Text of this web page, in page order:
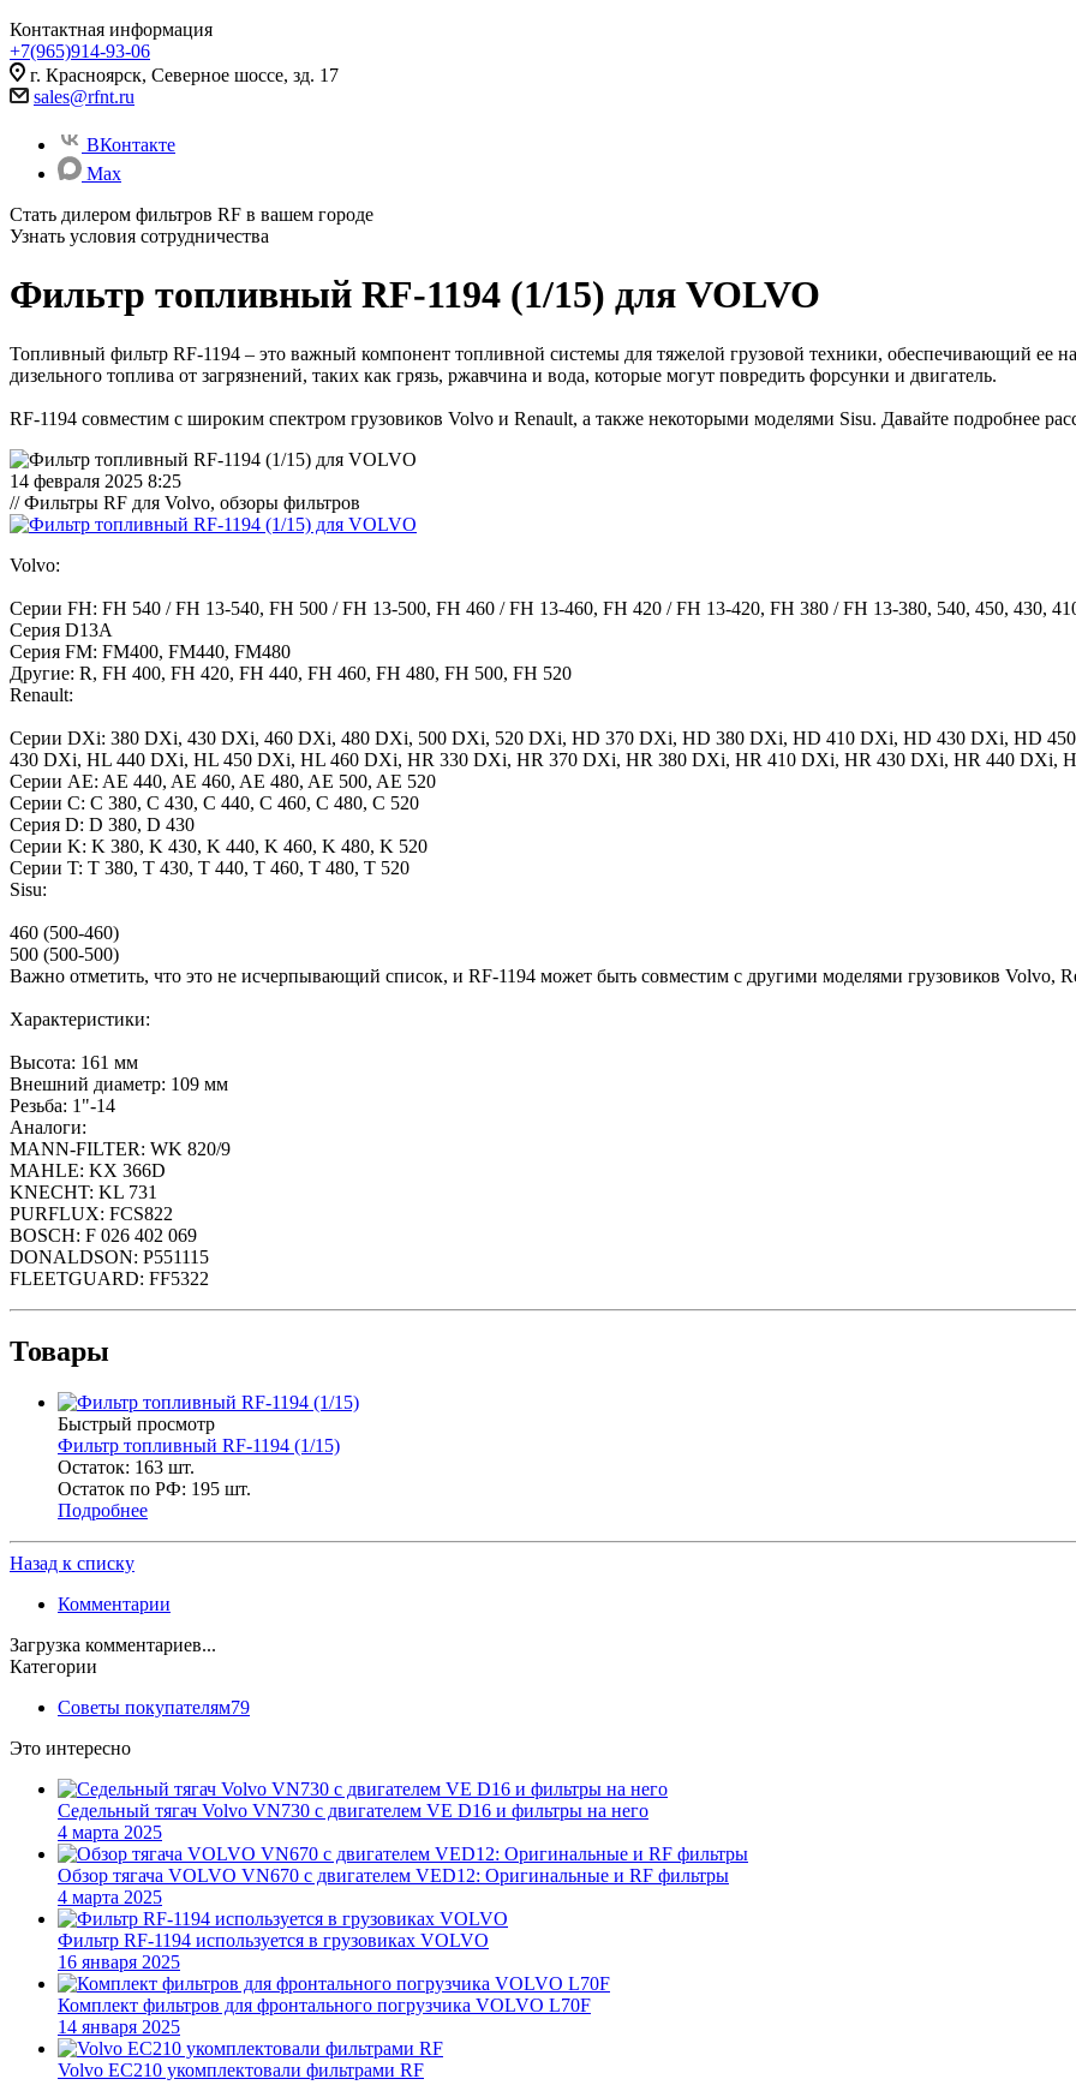
Контактная информация
+7(965)914-93-06
г. Красноярск, Северное шоссе, зд. 17
sales@rfnt.ru
ВКонтакте
Max
Стать дилером фильтров RF в вашем городе
Узнать условия сотрудничества
Фильтр топливный RF-1194 (1/15) для VOLVO
Топливный фильтр RF-1194 – это важный компонент топливной системы для тяжелой грузовой техники, обеспечивающий ее
дизельного топлива от загрязнений, таких как грязь, ржавчина и вода, которые могут повредить форсунки и двигатель.
RF-1194 совместим с широким спектром грузовиков Volvo и Renault, а также некоторыми моделями Sisu. Давайте подробнее
14 февраля 2025 8:25
// Фильтры RF для Volvo, обзоры фильтров
Volvo:
Серии FH: FH 540 / FH 13-540, FH 500 / FH 13-500, FH 460 / FH 13-460, FH 420 / FH 13-420, FH 380 / FH 13-380, 540, 450, 430,
Серия D13A
Серия FM: FM400, FM440, FM480
Другие: R, FH 400, FH 420, FH 440, FH 460, FH 480, FH 500, FH 520
Renault:
Серии DXi: 380 DXi, 430 DXi, 460 DXi, 480 DXi, 500 DXi, 520 DXi, HD 370 DXi, HD 380 DXi, HD 410 DXi, HD 430 DXi, HD
430 DXi, HL 440 DXi, HL 450 DXi, HL 460 DXi, HR 330 DXi, HR 370 DXi, HR 380 DXi, HR 410 DXi, HR 430 DXi, HR 440 DXi,
Серии AE: AE 440, AE 460, AE 480, AE 500, AE 520
Серии C: C 380, C 430, C 440, C 460, C 480, C 520
Серия D: D 380, D 430
Серии K: K 380, K 430, K 440, K 460, K 480, K 520
Серии T: T 380, T 430, T 440, T 460, T 480, T 520
Sisu:
460 (500-460)
500 (500-500)
Важно отметить, что это не исчерпывающий список, и RF-1194 может быть совместим с другими моделями грузовиков Volvo,
Характеристики:
Высота: 161 мм
Внешний диаметр: 109 мм
Резьба: 1"-14
Аналоги:
MANN-FILTER: WK 820/9
MAHLE: KX 366D
KNECHT: KL 731
PURFLUX: FCS822
BOSCH: F 026 402 069
DONALDSON: P551115
FLEETGUARD: FF5322
Товары
Быстрый просмотр
Фильтр топливный RF-1194 (1/15)
Остаток: 163 шт.
Остаток по РФ: 195 шт.
Подробнее
Назад к списку
Комментарии
Загрузка комментариев...
Категории
Советы покупателям79
Это интересно
Седельный тягач Volvo VN730 с двигателем VE D16 и фильтры на него
4 марта 2025
Обзор тягача VOLVO VN670 с двигателем VED12: Оригинальные и RF фильтры
4 марта 2025
Фильтр RF-1194 используется в грузовиках VOLVO
16 января 2025
Комплект фильтров для фронтального погрузчика VOLVO L70F
14 января 2025
Volvo EC210 укомплектовали фильтрами RF